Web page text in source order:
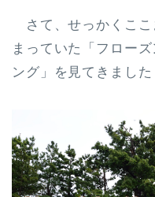
さて、せっかくここ
まっていた「フロー
ング」を見てきました